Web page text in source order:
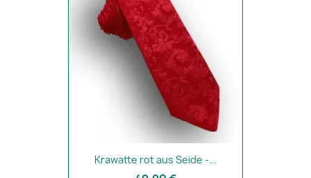
Krawatte rot aus Seide -...